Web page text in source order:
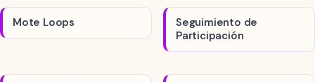
Mote Loops
Seguimiento de
Participación